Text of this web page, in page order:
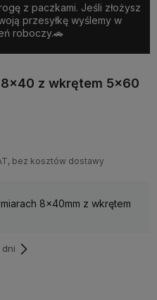
z paczkami. Jeśli złożysz
przesyłkę wyślemy w
roboczy.🚗
8x40 z wkrętem 5x60
bez kosztów dostawy
8x40mm z wkrętem
dni